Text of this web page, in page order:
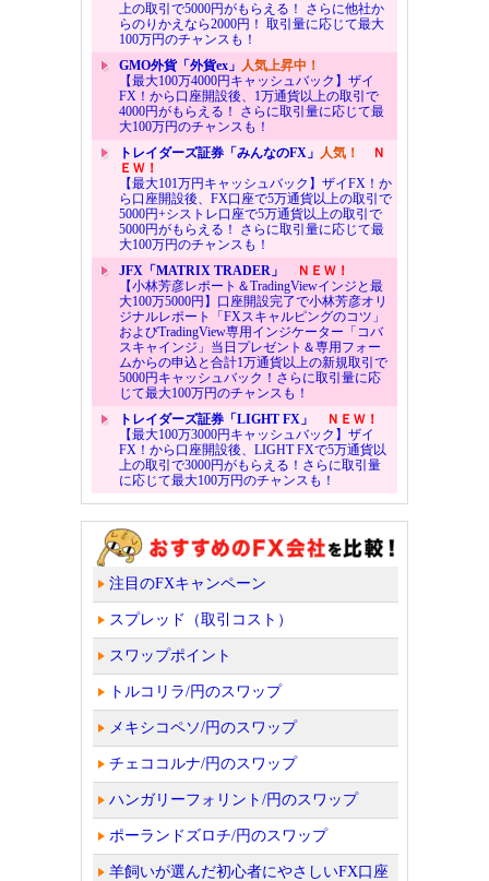
上の取引で5000円がもらえる！ さらに他社か
らのりかえなら2000円！ 取引量に応じて最大
100万円のチャンスも！
GMO外貨「外貨ex」 人気上昇中！
【最大100万4000円キャッシュバック】ザイ
FX！から口座開設後、1万通貨以上の取引で
4000円がもらえる！ さらに取引量に応じて最
大100万円のチャンスも！
トレイダーズ証券「みんなのFX」 人気！
Ｎ
ＥＷ！
【最大101万円キャッシュバック】ザイFX！か
ら口座開設後、FX口座で5万通貨以上の取引で
5000円+シストレ口座で5万通貨以上の取引で
5000円がもらえる！ さらに取引量に応じて最
大100万円のチャンスも！
JFX「MATRIX TRADER」
ＮＥＷ！
【小林芳彦レポート＆TradingViewインジと最
大100万5000円】口座開設完了で小林芳彦オリ
ジナルレポート「FXスキャルピングのコツ」
およびTradingView専用インジケーター「コバ
スキャインジ」当日プレゼント＆専用フォー
ムからの申込と合計1万通貨以上の新規取引で
5000円キャッシュバック！さらに取引量に応
じて最大100万円のチャンスも！
トレイダーズ証券「LIGHT FX」
ＮＥＷ！
【最大100万3000円キャッシュバック】ザイ
FX！から口座開設後、LIGHT FXで5万通貨以
上の取引で3000円がもらえる！さらに取引量
に応じて最大100万円のチャンスも！
注目のFXキャンペーン
スプレッド（取引コスト）
スワップポイント
トルコリラ/円のスワップ
メキシコペソ/円のスワップ
チェココルナ/円のスワップ
ハンガリーフォリント/円のスワップ
ポーランドズロチ/円のスワップ
羊飼いが選んだ初心者にやさしいFX口座